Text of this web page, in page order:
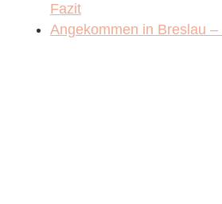
Fazit
Angekommen in Breslau –